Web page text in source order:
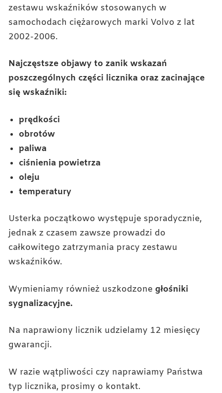
zestawu wskaźników stosowanych w
samochodach ciężarowych marki Volvo z lat
2002-2006.
Najczęstsze objawy to zanik wskazań
poszczególnych części licznika oraz zacinające
się wskaźniki:
prędkości
obrotów
paliwa
ciśnienia powietrza
oleju
temperatury
Usterka początkowo występuje sporadycznie,
jednak z czasem zawsze prowadzi do
całkowitego zatrzymania pracy zestawu
wskaźników.
Wymieniamy również uszkodzone głośniki
sygnalizacyjne.
Na naprawiony licznik udzielamy 12 miesięcy
gwarancji.
W razie wątpliwości czy naprawiamy Państwa
typ licznika, prosimy o kontakt.